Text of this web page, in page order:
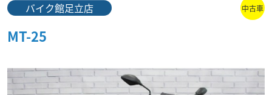
バイク館足立店 中古車
MT-25